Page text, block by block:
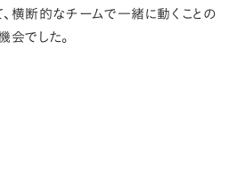
横断的なチームで一緒に動くことの
会でした。